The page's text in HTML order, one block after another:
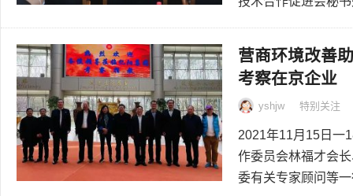
营商环境改善
考察在京企业
yshjw 特别关注
2021年11月15日一
作委员会林福才会
委有关专家顾问等